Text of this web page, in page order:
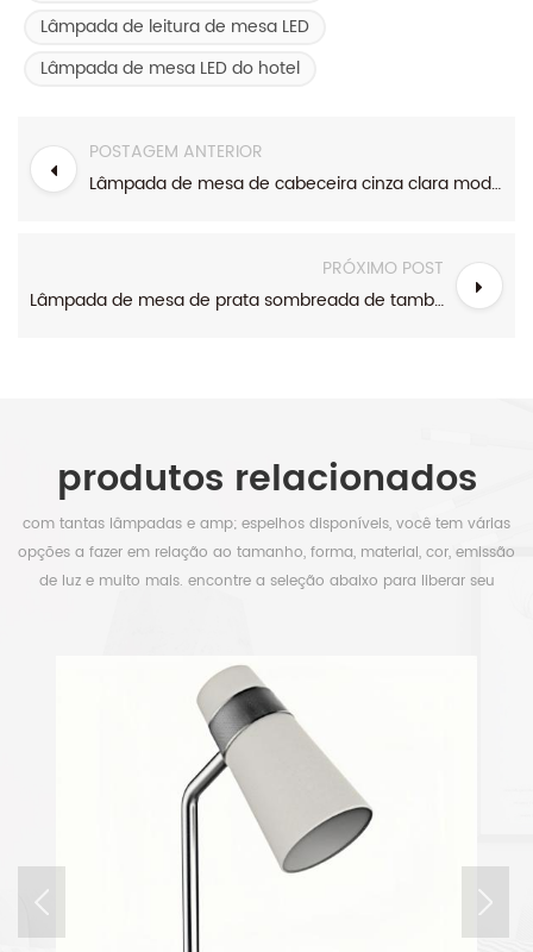
Lâmpada de leitura de mesa LED
Lâmpada de mesa LED do hotel
POSTAGEM ANTERIOR
Lâmpada de mesa de cabeceira cinza clara moderna com máscara de cone cinza
PRÓXIMO POST
Lâmpada de mesa de prata sombreada de tambor branco moderno com tomada e USB porta
produtos relacionados
com tantas lâmpadas e amp; espelhos disponíveis, você tem várias
opções a fazer em relação ao tamanho, forma, material, cor, emissão
de luz e muito mais. encontre a seleção abaixo para liberar seu